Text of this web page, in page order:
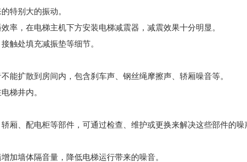
特别大的振动。
率，在电梯主机下方安装电梯减震器，减震效果十分明显。
触处填充减振垫等细节。
能扩散到房间内，包含刹车声、钢丝绳摩擦声、轿厢噪音等。
梯井内。
厢、配电柜等部件，可通过检查、维护或更换来解决这些部件的噪
加墙体隔音量，降低电梯运行带来的噪音。